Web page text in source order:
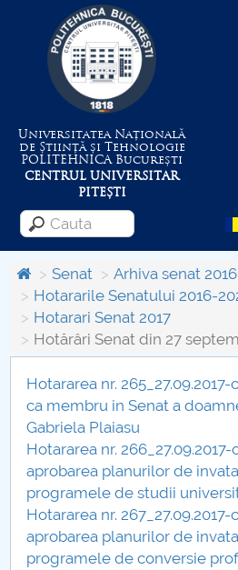
Universitatea Națională
de Știință și Tehnologie
POLITEHNICABucurești
CENTRUL UNIVERSITAR
PITEȘTI
Menu
Despre Universitate
Centrul de Management al
Consiliul de Administratie
Nr. de telefon si adrese
Admitere
Români de pretutindeni -
Senat
Arhiva senat
Hotararile Senatului 2016-
Hotarari Senat 2017
Hotărâri Senat din 27
Hotararea nr.
ca membru in Senat a
Gabriela Plaiasu
Hotararea nr.
aprobarea planurilor de
programele de studii
Hotararea nr.
aprobarea planurilor de
programele de conversie